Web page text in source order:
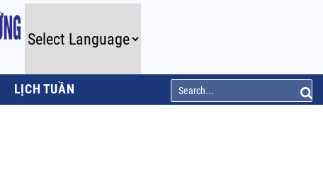
LỊCH TUẦN